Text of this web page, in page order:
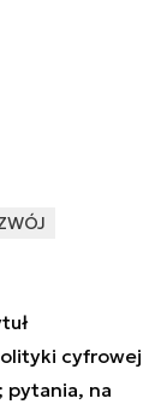
cyfrowej
pytania, na